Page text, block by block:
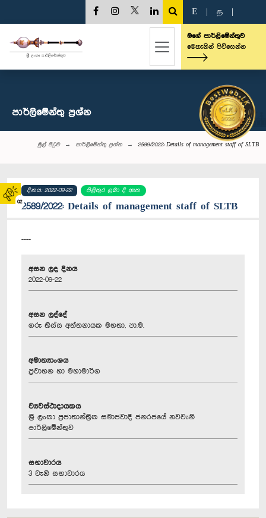
02
E த
මගේ පාර්ලිමේන්තුව
මෙතැනින් පිවිසෙන්න
පාර්ලි‌මේන්තු‌ ප්‍රශ්න
මුල් පිටුව පාර්ලි‌මේන්තු‌ ප්‍රශ්න 2589/2022: Details of management staff of SLTB
දිනය: 2022-09-22 පිළිතුර ලබා දී ඇත
2589/2022: Details of management staff of SLTB
----
අසන ලද දිනය
2022-09-22
අසන ලද්දේ
ගරු තිස්ස අත්තනායක මහතා, පා.ම.
අමාත්‍යාංශය
ප්‍රවාහන හා මහාමාර්ග
ව්‍යවස්ථාදායකය
ශ්‍රී ලංකා ප්‍රජාතාන්ත්‍රික සමාජවාදී ජනරජයේ නවවැනි
පාර්ලිමේන්තුව
සභාවාරය
3 වැනි සභාවාරය